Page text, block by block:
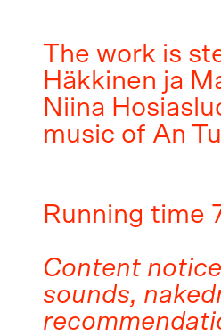
The work is
Häkkinen ja
Niina
music of An
Running time
Content
sounds,